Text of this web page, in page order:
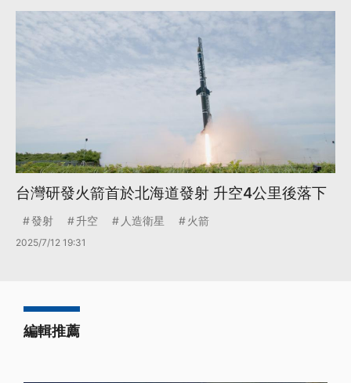
台灣研發火箭首於北海道發射 升空4公里後落下
發射 升空 人造衛星 火箭
2025/7/12 19:31
編輯推薦